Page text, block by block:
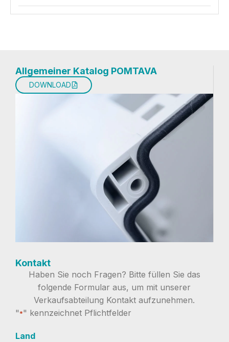
Allgemeiner Katalog POMTAVA
DOWNLOAD
Kontakt
Haben Sie noch Fragen? Bitte füllen Sie das
folgende Formular aus, um mit unserer
Verkaufsabteilung Kontakt aufzunehmen.
"*" kennzeichnet Pflichtfelder
Land